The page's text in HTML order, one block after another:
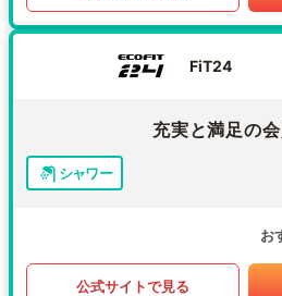
FiT24
充実と満足の
シャワー
お
公式サイトで見る